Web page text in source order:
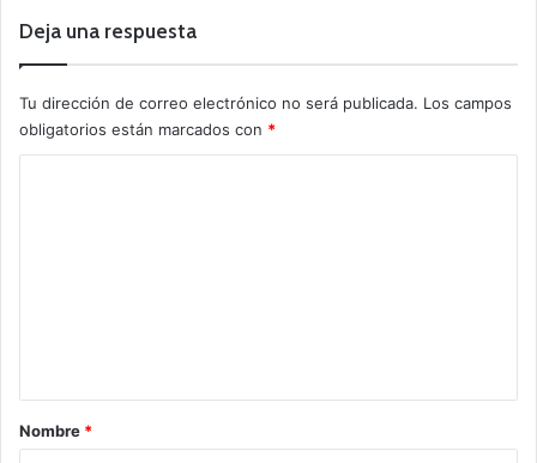
Deja una respuesta
Tu dirección de correo electrónico no será publicada. Los campos
obligatorios están marcados con *
rNombre *